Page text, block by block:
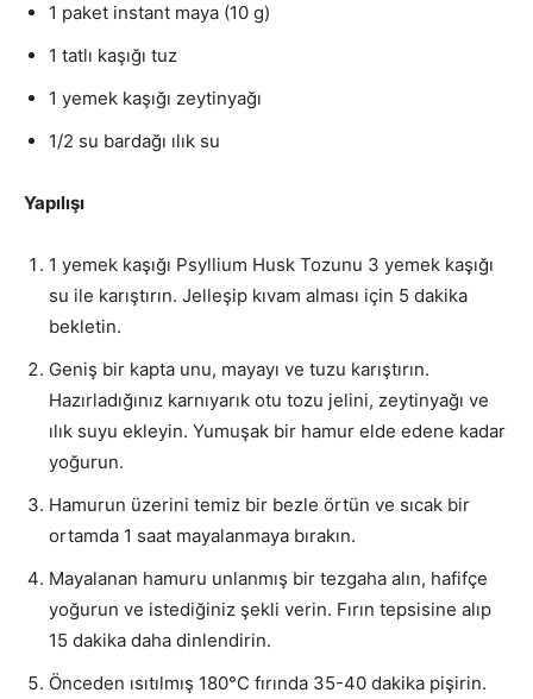
1 paket instant maya (10 g)
1 tatlı kaşığı tuz
1 yemek kaşığı zeytinyağı
1/2 su bardağı ılık su
Yapılışı
1 yemek kaşığı Psyllium Husk Tozunu 3 yemek kaşığı
su ile karıştırın. Jelleşip kıvam alması için 5 dakika
bekletin.
Geniş bir kapta unu, mayayı ve tuzu karıştırın.
Hazırladığınız karnıyarık otu tozu jelini, zeytinyağı ve
ılık suyu ekleyin. Yumuşak bir hamur elde edene kadar
yoğurun.
Hamurun üzerini temiz bir bezle örtün ve sıcak bir
ortamda 1 saat mayalanmaya bırakın.
Mayalanan hamuru unlanmış bir tezgaha alın, hafifçe
yoğurun ve istediğiniz şekli verin. Fırın tepsisine alıp
15 dakika daha dinlendirin.
Önceden ısıtılmış 180°C fırında 35-40 dakika pişirin.